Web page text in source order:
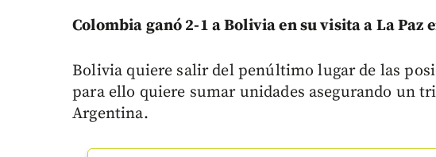
Colombia ganó 2-1 a Bolivia en su visita a La Paz
Bolivia quiere salir del penúltimo lugar de las
para ello quiere sumar unidades asegurando un
Argentina.